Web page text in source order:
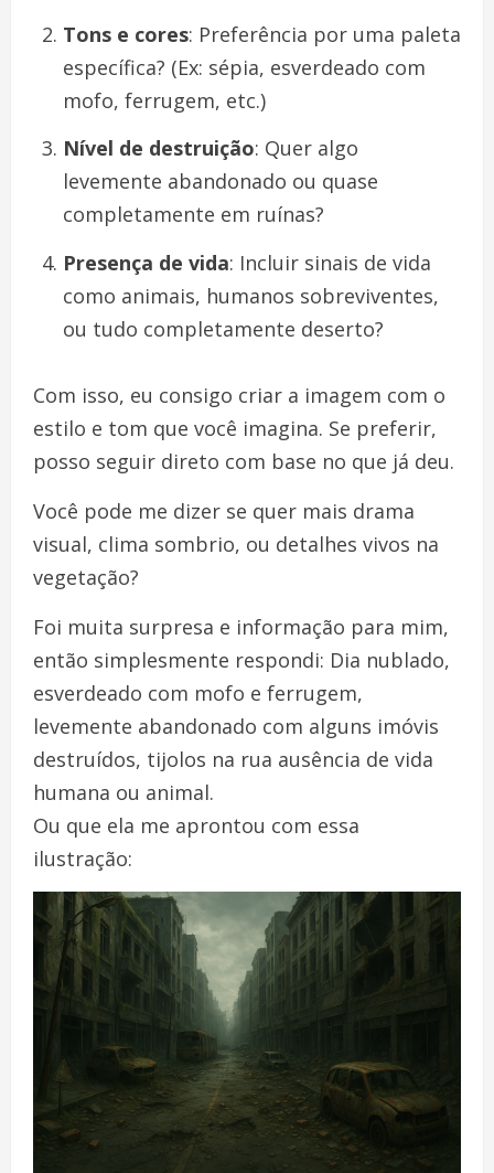
Tons e cores: Preferência por uma paleta
específica? (Ex: sépia, esverdeado com
mofo, ferrugem, etc.)
Nível de destruição: Quer algo
levemente abandonado ou quase
completamente em ruínas?
Presença de vida: Incluir sinais de vida
como animais, humanos sobreviventes,
ou tudo completamente deserto?
Com isso, eu consigo criar a imagem com o
estilo e tom que você imagina. Se preferir,
posso seguir direto com base no que já deu.
Você pode me dizer se quer mais drama
visual, clima sombrio, ou detalhes vivos na
vegetação?
Foi muita surpresa e informação para mim,
então simplesmente respondi: Dia nublado,
esverdeado com mofo e ferrugem,
levemente abandonado com alguns imóvis
destruídos, tijolos na rua ausência de vida
humana ou animal.
Ou que ela me aprontou com essa
ilustração: